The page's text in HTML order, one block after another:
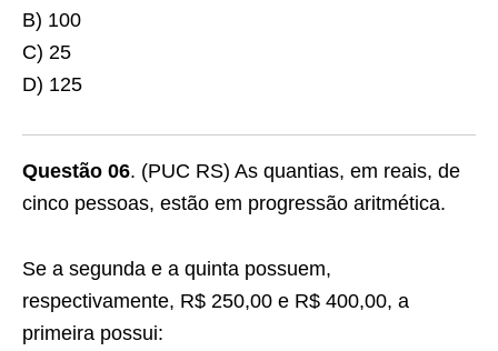
B) 100
C) 25
D) 125
Questão 06. (PUC RS) As quantias, em reais, de
cinco pessoas, estão em progressão aritmética.
Se a segunda e a quinta possuem,
respectivamente, R$ 250,00 e R$ 400,00, a
primeira possui: